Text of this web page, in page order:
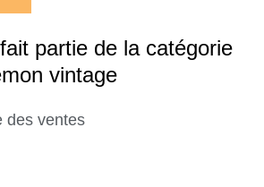
partie de la catégorie
vintage
des ventes